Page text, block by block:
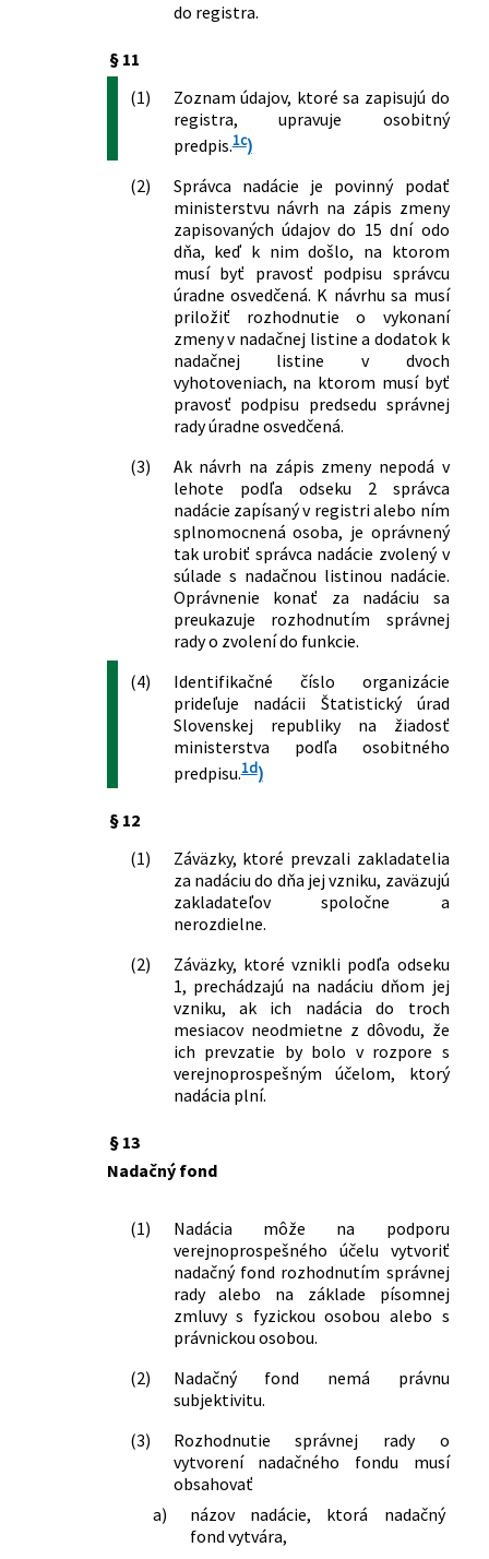
do registra.
§ 11
(1)
Zoznam údajov, ktoré sa zapisujú do
registra, upravuje osobitný
predpis.1c)
(2)
Správca nadácie je povinný podať
ministerstvu návrh na zápis zmeny
zapisovaných údajov do 15 dní odo
dňa, keď k nim došlo, na ktorom
musí byť pravosť podpisu správcu
úradne osvedčená. K návrhu sa musí
priložiť rozhodnutie o vykonaní
zmeny v nadačnej listine a dodatok k
nadačnej listine v dvoch
vyhotoveniach, na ktorom musí byť
pravosť podpisu predsedu správnej
rady úradne osvedčená.
(3)
Ak návrh na zápis zmeny nepodá v
lehote podľa odseku 2 správca
nadácie zapísaný v registri alebo ním
splnomocnená osoba, je oprávnený
tak urobiť správca nadácie zvolený v
súlade s nadačnou listinou nadácie.
Oprávnenie konať za nadáciu sa
preukazuje rozhodnutím správnej
rady o zvolení do funkcie.
(4)
Identifikačné číslo organizácie
prideľuje nadácii Štatistický úrad
Slovenskej republiky na žiadosť
ministerstva podľa osobitného
predpisu.1d)
§ 12
(1)
Záväzky, ktoré prevzali zakladatelia
za nadáciu do dňa jej vzniku, zaväzujú
zakladateľov spoločne a
nerozdielne.
(2)
Záväzky, ktoré vznikli podľa odseku
1, prechádzajú na nadáciu dňom jej
vzniku, ak ich nadácia do troch
mesiacov neodmietne z dôvodu, že
ich prevzatie by bolo v rozpore s
verejnoprospešným účelom, ktorý
nadácia plní.
§ 13
Nadačný fond
(1)
Nadácia môže na podporu
verejnoprospešného účelu vytvoriť
nadačný fond rozhodnutím správnej
rady alebo na základe písomnej
zmluvy s fyzickou osobou alebo s
právnickou osobou.
(2)
Nadačný fond nemá právnu
subjektivitu.
(3)
Rozhodnutie správnej rady o
vytvorení nadačného fondu musí
obsahovať
a)
názov nadácie, ktorá nadačný
fond vytvára,